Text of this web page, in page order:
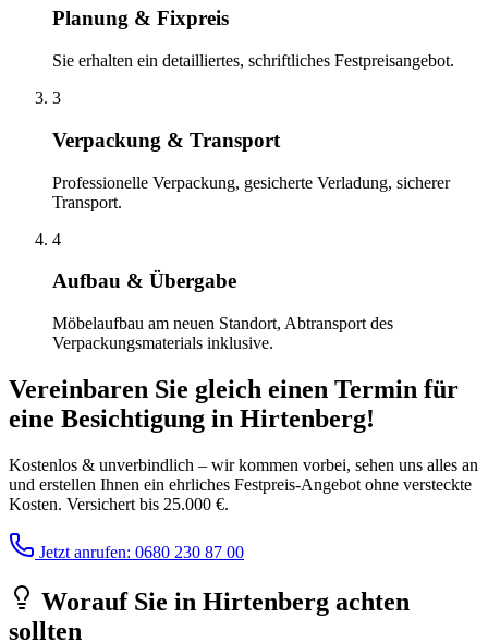
Planung & Fixpreis
Sie erhalten ein detailliertes, schriftliches Festpreisangebot.
3
Verpackung & Transport
Professionelle Verpackung, gesicherte Verladung, sicherer
Transport.
4
Aufbau & Übergabe
Möbelaufbau am neuen Standort, Abtransport des
Verpackungsmaterials inklusive.
Vereinbaren Sie gleich einen Termin für
eine Besichtigung in Hirtenberg!
Kostenlos & unverbindlich – wir kommen vorbei, sehen uns alles an
und erstellen Ihnen ein ehrliches Festpreis-Angebot ohne versteckte
Kosten. Versichert bis 25.000 €.
Jetzt anrufen: 0680 230 87 00
Worauf Sie in Hirtenberg achten
sollten